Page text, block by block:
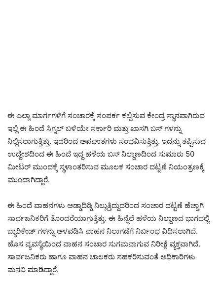
ಈ ಎಲ್ಲಾ ಮಾರ್ಗಗಳಿಗೆ ಸಂಚಾರಕ್ಕೆ ಸಂಪರ್ಕ ಕಲ್ಪಿಸುವ ಕೇಂದ್ರ ಸ್ಥಾನವಾಗಿರುವ
ಇಲ್ಲಿ ಈ ಹಿಂದೆ ಸಿಗ್ನಲ್ ಬಳಿಯೇ ಸರ್ಕಾರಿ ಮತ್ತು ಖಾಸಗಿ ಬಸ್ ಗಳನ್ನು
ನಿಲ್ಲಿಸಲಾಗುತ್ತಿತ್ತು. ಇದರಿಂದ ಅಪಘಾತಗಳು ಸಂಭವಿಸುತ್ತಿತ್ತು. ಇದನ್ನು ತಪ್ಪಿಸುವ
ಉದ್ದೇಶದಿಂದ ಈ ಹಿಂದೆ ಇದ್ದ ಹಳೆಯ ಬಸ್ ನಿಲ್ದಾಣದಿಂದ ಸುಮಾರು 50
ಮೀಟರ್ ಮುಂದಕ್ಕೆ ಸ್ಥಳಾಂತರಿಸುವ ಮೂಲಕ ಸಂಚಾರ ದಟ್ಟಣೆ ನಿಯಂತ್ರಣಕ್ಕೆ
ಮುಂದಾಗಿದ್ದಾರೆ.
ಈ ಹಿಂದೆ ವಾಹನಗಳು ಅಡ್ಡಾದಿಡ್ಡಿ ನಿಲ್ಲುತ್ತಿದ್ದುದರಿಂದ ಸಂಚಾರ ದಟ್ಟಣೆ ಹೆಚ್ಚಾಗಿ
ಸಾರ್ವಜನಿಕರಿಗೆ ತೊಂದರೆಯಾಗುತ್ತಿತ್ತು. ಈ ಹಿನ್ನೆಲೆ ಹಳೆಯ ನಿಲ್ದಾಣದ ಭಾಗದಲ್ಲಿ
ಬ್ಯಾರಿಕೇಡ್‌ ಗಳನ್ನು ಅಳವಡಿಸಿ ವಾಹನ ನಿಲುಗಡೆಗೆ ನಿರ್ಬಂಧ ವಿಧಿಸಲಾಗಿದೆ.
ಹೊಸ ವ್ಯವಸ್ಥೆಯಿಂದ ವಾಹನ ಸಂಚಾರ ಸುಗಮವಾಗುವ ನಿರೀಕ್ಷೆ ವ್ಯಕ್ತವಾಗಿದೆ.
ಸಾರ್ವಜನಿಕರು ಹಾಗೂ ವಾಹನ ಚಾಲಕರು ಸಹಕರಿಸುವಂತೆ ಅಧಿಕಾರಿಗಳು
ಮನವಿ ಮಾಡಿದ್ದಾರೆ.